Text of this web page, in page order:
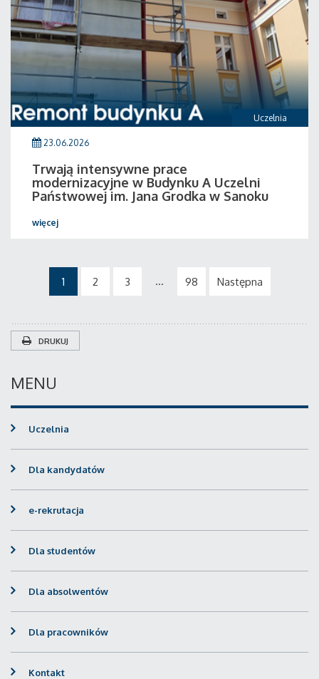
Uczelnia
23.06.2026
Trwają intensywne prace
modernizacyjne w Budynku A Uczelni
Państwowej im. Jana Grodka w Sanoku
więcej
1 2 3 ... 98 Następna
DRUKUJ
MENU
Uczelnia
Dla kandydatów
e-rekrutacja
Dla studentów
Dla absolwentów
Dla pracowników
Kontakt